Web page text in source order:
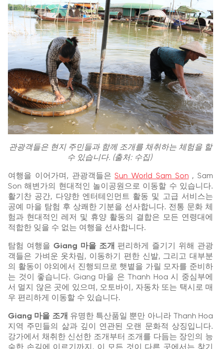
관광객들은 현지 주민들과 함께 조개를 채취하는 체험을 할
수 있습니다. (출처: 수집)
여행을 이어가며, 관광객들은Sun World Sam Son , Sam
Son 해변가의 현대적인 놀이공원으로 이동할 수 있습니다.
활기찬 공간, 다양한 엔터테인먼트 활동 및 고급 서비스는
공예 마을 탐험 후 상쾌한 기분을 선사합니다. 전통 문화 체
험과 현대적인 레저 및 휴양 활동의 결합은 모든 연령대에
적합한 잊을 수 없는 여행을 선사합니다.
탐험 여행을 Giang 마을 조개 편리하게 즐기기 위해 관광
객들은 가벼운 옷차림, 이동하기 편한 신발, 그리고 대부분
의 활동이 야외에서 진행되므로 햇볕을 가릴 모자를 준비하
는 것이 좋습니다. Giang 마을 은 Thanh Hoa 시 중심부에
서 멀지 않은 곳에 있으며, 오토바이, 자동차 또는 택시로 매
우 편리하게 이동할 수 있습니다.
Giang 마을 조개 유명한 특산품일 뿐만 아니라 Thanh Hoa
지역 주민들의 삶과 깊이 연관된 오랜 문화적 상징입니다.
강가에서 채취한 신선한 조개부터 조개를 다듬는 장인의 능
숙한 손길에 이르기까지, 이 모든 것이 다른 곳에서는 찾기